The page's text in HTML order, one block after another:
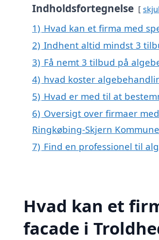
Indholdsfortegnelse skjul
1) Hvad kan et firma med
2) Indhent altid mindst 3
3) Få nemt 3 tilbud på
4) hvad koster
5) Hvad er med til at
6) Oversigt over firmaer
Ringkøbing-Skjern Kommune
7) Find en professionel til
Hvad kan et
facade i